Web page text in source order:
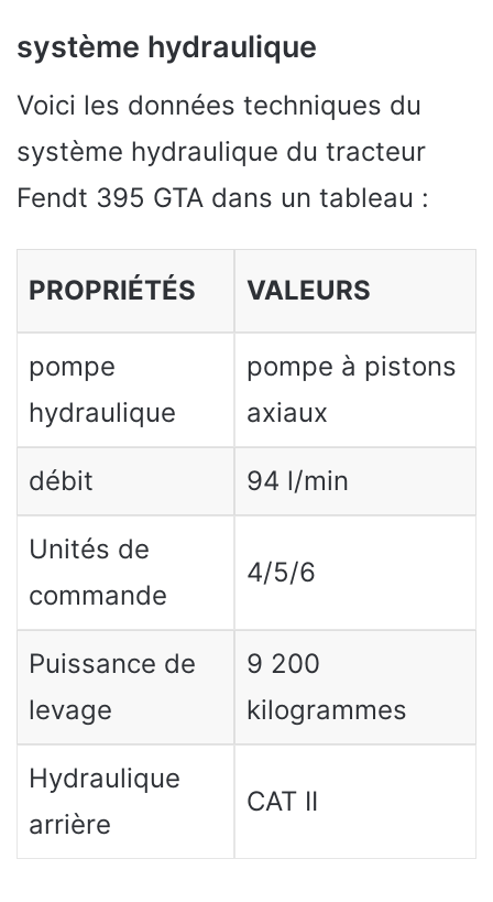
système hydraulique
Voici les données techniques du
système hydraulique du tracteur
Fendt 395 GTA dans un tableau :
PROPRIÉTÉS VALEURS
pompe
hydraulique
pompe à pistons
axiaux
débit 94 l/min
Unités de
commande
4/5/6
Puissance de
levage
9 200
kilogrammes
Hydraulique
arrière
CAT II